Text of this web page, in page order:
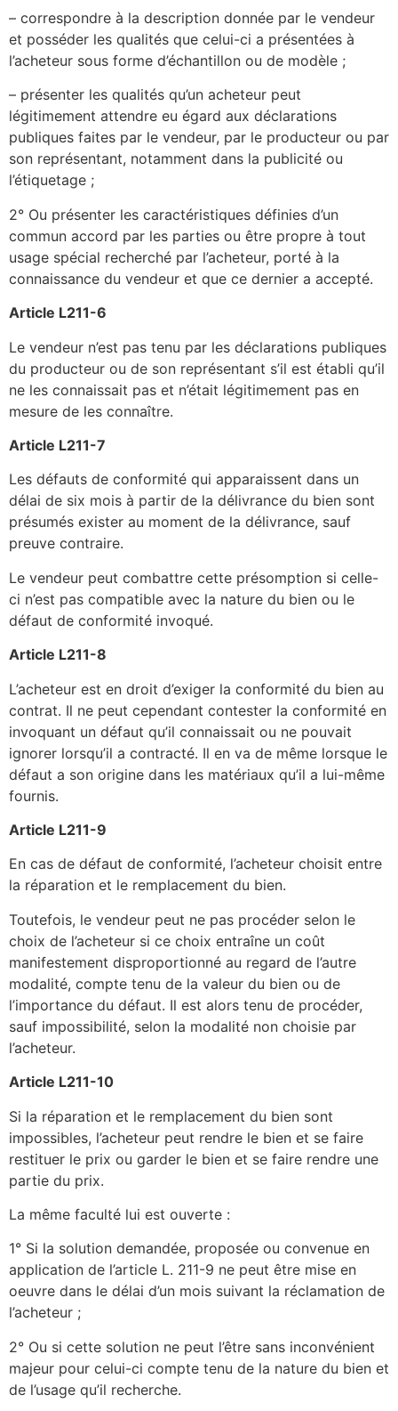
– correspondre à la description donnée par le vendeur
et posséder les qualités que celui-ci a présentées à
l’acheteur sous forme d’échantillon ou de modèle ;
– présenter les qualités qu’un acheteur peut
légitimement attendre eu égard aux déclarations
publiques faites par le vendeur, par le producteur ou par
son représentant, notamment dans la publicité ou
l’étiquetage ;
2° Ou présenter les caractéristiques définies d’un
commun accord par les parties ou être propre à tout
usage spécial recherché par l’acheteur, porté à la
connaissance du vendeur et que ce dernier a accepté.
Article L211-6
Le vendeur n’est pas tenu par les déclarations publiques
du producteur ou de son représentant s’il est établi qu’il
ne les connaissait pas et n’était légitimement pas en
mesure de les connaître.
Article L211-7
Les défauts de conformité qui apparaissent dans un
délai de six mois à partir de la délivrance du bien sont
présumés exister au moment de la délivrance, sauf
preuve contraire.
Le vendeur peut combattre cette présomption si celle-
ci n’est pas compatible avec la nature du bien ou le
défaut de conformité invoqué.
Article L211-8
L’acheteur est en droit d’exiger la conformité du bien au
contrat. Il ne peut cependant contester la conformité en
invoquant un défaut qu’il connaissait ou ne pouvait
ignorer lorsqu’il a contracté. Il en va de même lorsque le
défaut a son origine dans les matériaux qu’il a lui-même
fournis.
Article L211-9
En cas de défaut de conformité, l’acheteur choisit entre
la réparation et le remplacement du bien.
Toutefois, le vendeur peut ne pas procéder selon le
choix de l’acheteur si ce choix entraîne un coût
manifestement disproportionné au regard de l’autre
modalité, compte tenu de la valeur du bien ou de
l’importance du défaut. Il est alors tenu de procéder,
sauf impossibilité, selon la modalité non choisie par
l’acheteur.
Article L211-10
Si la réparation et le remplacement du bien sont
impossibles, l’acheteur peut rendre le bien et se faire
restituer le prix ou garder le bien et se faire rendre une
partie du prix.
La même faculté lui est ouverte :
1° Si la solution demandée, proposée ou convenue en
application de l’article L. 211-9 ne peut être mise en
oeuvre dans le délai d’un mois suivant la réclamation de
l’acheteur ;
2° Ou si cette solution ne peut l’être sans inconvénient
majeur pour celui-ci compte tenu de la nature du bien et
de l’usage qu’il recherche.